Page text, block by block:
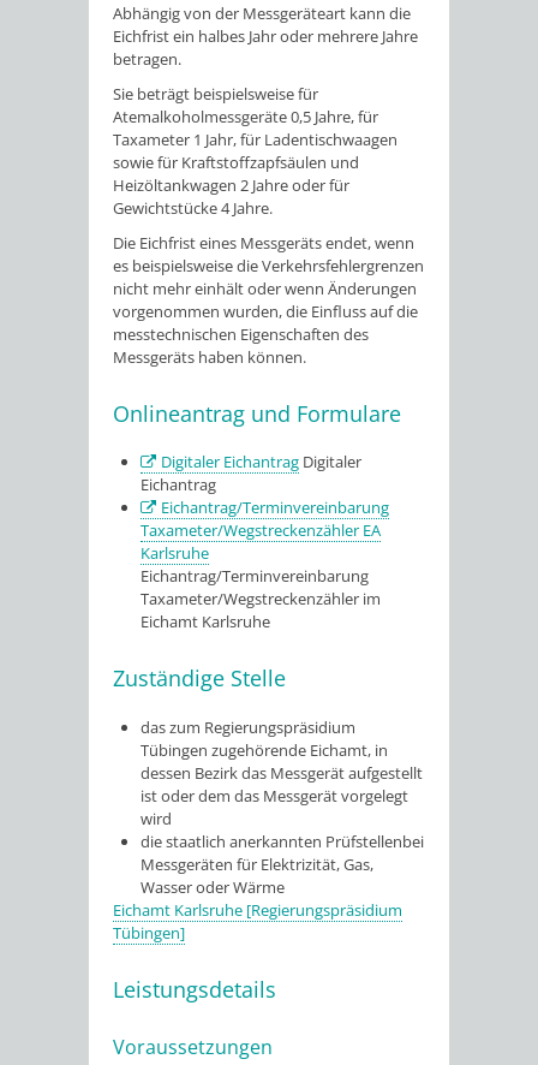
Abhängig von der Messgeräteart kann die
Eichfrist ein halbes Jahr oder mehrere Jahre
betragen.
Sie beträgt beispielsweise für
Atemalkoholmessgeräte 0,5 Jahre, für
Taxameter 1 Jahr, für Ladentischwaagen
sowie für Kraftstoffzapfsäulen und
Heizöltankwagen 2 Jahre oder für
Gewichtstücke 4 Jahre.
Die Eichfrist eines Messgeräts endet, wenn
es beispielsweise die Verkehrsfehlergrenzen
nicht mehr einhält oder wenn Änderungen
vorgenommen wurden, die Einfluss auf die
messtechnischen Eigenschaften des
Messgeräts haben können.
Onlineantrag und Formulare
Digitaler Eichantrag Digitaler
Eichantrag
Eichantrag/Terminvereinbarung
Taxameter/Wegstreckenzähler EA
Karlsruhe
Eichantrag/Terminvereinbarung
Taxameter/Wegstreckenzähler im
Eichamt Karlsruhe
Zuständige Stelle
das zum Regierungspräsidium
Tübingen zugehörende Eichamt, in
dessen Bezirk das Messgerät aufgestellt
ist oder dem das Messgerät vorgelegt
wird
die staatlich anerkannten Prüfstellenbei
Messgeräten für Elektrizität, Gas,
Wasser oder Wärme
Eichamt Karlsruhe [Regierungspräsidium
Tübingen]
Leistungsdetails
Voraussetzungen